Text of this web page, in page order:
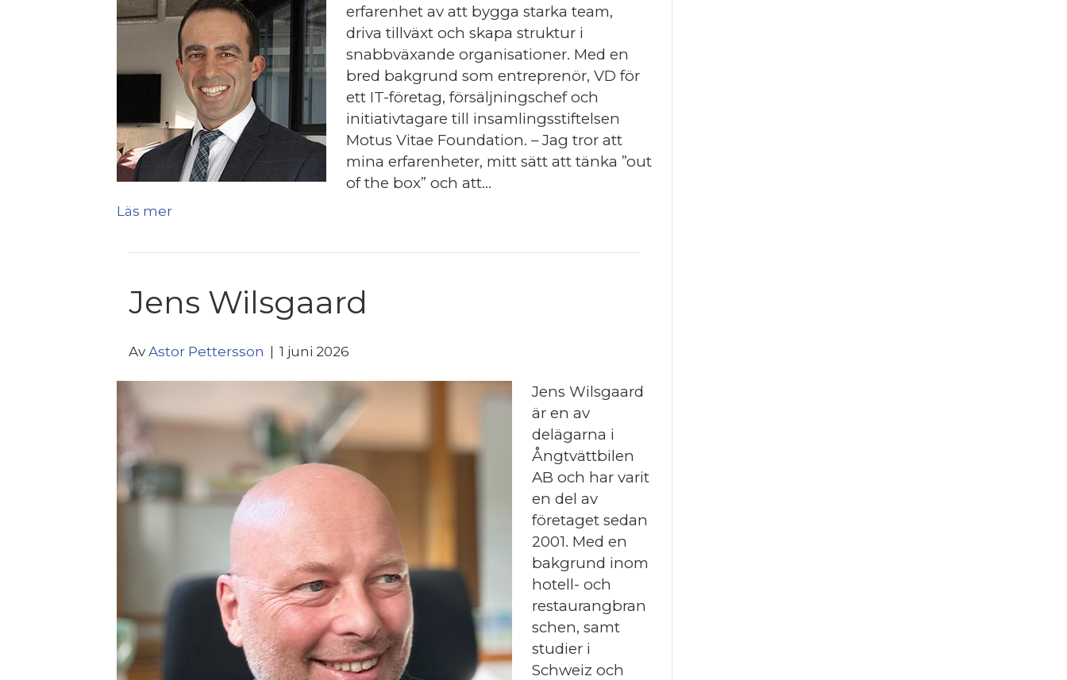
erfarenhet av att bygga starka team,
driva tillväxt och skapa struktur i
snabbväxande organisationer. Med en
bred bakgrund som entreprenör, VD för
ett IT-företag, försäljningschef och
initiativtagare till insamlingsstiftelsen
Motus Vitae Foundation. – Jag tror att
mina erfarenheter, mitt sätt att tänka ”out
of the box” och att…
Läs mer
Jens Wilsgaard
Av Astor Pettersson 1 juni 2026
Jens Wilsgaard
är en av
delägarna i
Ångtvättbilen
AB och har varit
en del av
företaget sedan
2001. Med en
bakgrund inom
hotell- och
restaurangbran
schen, samt
studier i
Schweiz och